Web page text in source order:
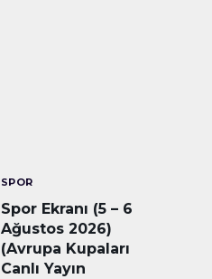
SPOR
Spor Ekranı (5 – 6
Ağustos 2026)
(Avrupa Kupaları
Canlı Yayın